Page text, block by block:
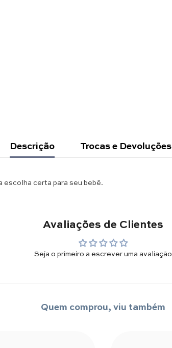
Descrição Trocas e Devoluções
certa para seu bebê.
Avaliações de Clientes
Seja o primeiro a escrever uma avaliação
Quem comprou, viu também